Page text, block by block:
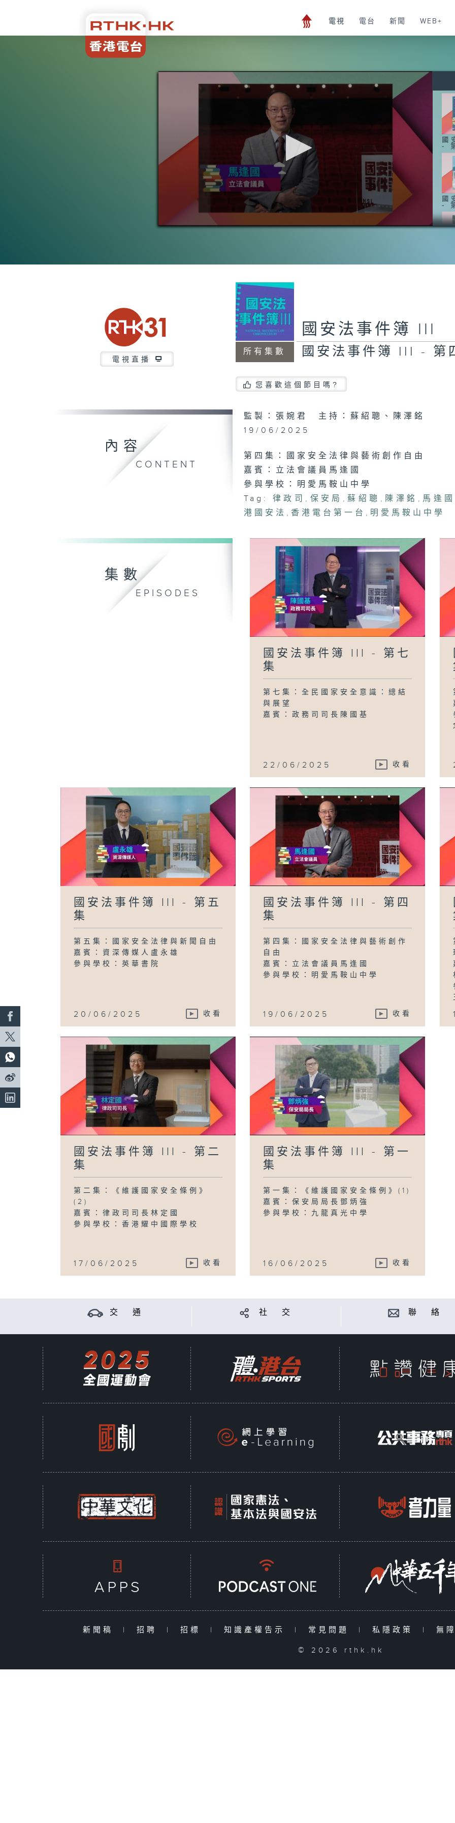
電視 電台 新聞 WEB+
0
國
-
國
-
-
電視直播
所有集數
國安法事件簿 III
國安法事件簿 III - 第
您喜歡這個節目嗎?
內容
CONTENT
監製：張婉君 主持：蘇紹聰、陳澤銘
19/06/2025
第四集：國家安全法律與藝術創作自由
嘉賓：立法會議員馬逢國
參與學校：明愛馬鞍山中學
Tag:
律政司 , 保安局 , 蘇紹聰 , 陳澤銘 , 馬逢國
港國安法 , 香港電台第一台 , 明愛馬鞍山中學
集數
EPISODES
國安法事件簿 III - 第七
集
第七集：全民國家安全意識：總結
與展望
嘉賓：政務司司長陳國基
22/06/2025 收看
國安法事件簿 III - 第五
集
第五集：國家安全法律與新聞自由
嘉賓：資深傳媒人盧永雄
參與學校：英華書院
20/06/2025 收看
國安法事件簿 III - 第四
集
第四集：國家安全法律與藝術創作
自由
嘉賓：立法會議員馬逢國
參與學校：明愛馬鞍山中學
19/06/2025 收看
國安法事件簿 III - 第二
集
第二集：《維護國家安全條例》
(2)
嘉賓：律政司司長林定國
參與學校：香港耀中國際學校
17/06/2025 收看
國安法事件簿 III - 第一
集
第一集：《維護國家安全條例》(1)
嘉賓：保安局局長鄧炳強
參與學校：九龍真光中學
16/06/2025 收看
交 通 社 交 聯 絡
新聞稿 | 招聘 | 招標 | 知識產權告示 | 常見問題 | 私隱政策 | 無
© 2026 rthk.hk